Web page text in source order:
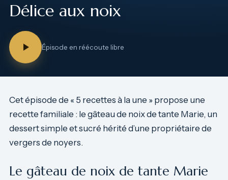
Délice aux noix
Épisode en réécoute libre
Cet épisode de « 5 recettes à la une » propose une
recette familiale : le gâteau de noix de tante Marie, un
dessert simple et sucré hérité d’une propriétaire de
vergers de noyers.
Le gâteau de noix de tante Marie